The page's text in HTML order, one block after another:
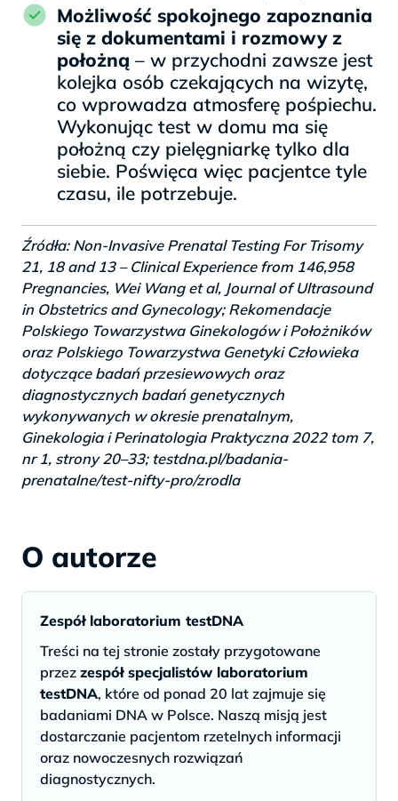
Możliwość spokojnego zapoznania
się z dokumentami i rozmowy z
położną – w przychodni zawsze jest
kolejka osób czekających na wizytę,
co wprowadza atmosferę pośpiechu.
Wykonując test w domu ma się
położną czy pielęgniarkę tylko dla
siebie. Poświęca więc pacjentce tyle
czasu, ile potrzebuje.
Źródła: Non-Invasive Prenatal Testing For Trisomy
21, 18 and 13 – Clinical Experience from 146,958
Pregnancies, Wei Wang et al, Journal of Ultrasound
in Obstetrics and Gynecology; Rekomendacje
Polskiego Towarzystwa Ginekologów i Położników
oraz Polskiego Towarzystwa Genetyki Człowieka
dotyczące badań przesiewowych oraz
diagnostycznych badań genetycznych
wykonywanych w okresie prenatalnym,
Ginekologia i Perinatologia Praktyczna 2022 tom 7,
nr 1, strony 20–33; testdna.pl/badania-
prenatalne/test-nifty-pro/zrodla
O autorze
Zespół laboratorium testDNA
Treści na tej stronie zostały przygotowane
przez zespół specjalistów laboratorium
testDNA, które od ponad 20 lat zajmuje się
badaniami DNA w Polsce. Naszą misją jest
dostarczanie pacjentom rzetelnych informacji
oraz nowoczesnych rozwiązań
diagnostycznych.